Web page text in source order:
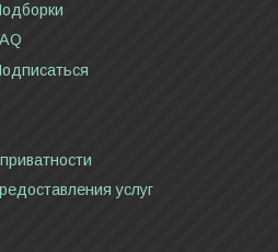
услуг